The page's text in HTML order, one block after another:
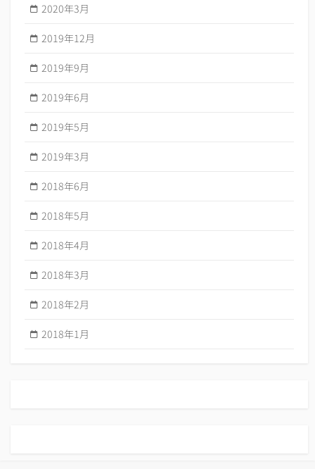
2020年3月
2019年12月
2019年9月
2019年6月
2019年5月
2019年3月
2018年6月
2018年5月
2018年4月
2018年3月
2018年2月
2018年1月